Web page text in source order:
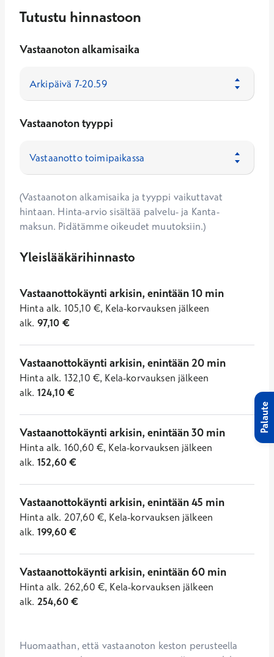
Tutustu hinnastoon
Vastaanoton alkamisaika
Vastaanoton tyyppi
(Vastaanoton alkamisaika ja tyyppi vaikuttavat
hintaan. Hinta-arvio sisältää palvelu- ja Kanta-
maksun. Pidätämme oikeudet muutoksiin.)
Yleislääkärihinnasto
Vastaanottokäynti arkisin, enintään 10 min
Hinta alk. 105,10 €, Kela-korvauksen jälkeen
alk. 97,10 €
Vastaanottokäynti arkisin, enintään 20 min
Hinta alk. 132,10 €, Kela-korvauksen jälkeen
alk. 124,10€
Vastaanottokäynti arkisin, enintään 30 min
Hinta alk. 160,60 €, Kela-korvauksen jälkeen
alk. 152,60€
Vastaanottokäynti arkisin, enintään 45 min
Hinta alk. 207,60 €, Kela-korvauksen jälkeen
alk. 199,60€
Vastaanottokäynti arkisin, enintään 60 min
Hinta alk. 262,60 €, Kela-korvauksen jälkeen
alk. 254,60€
Huomaathan, että vastaanoton keston perusteella
Palaute